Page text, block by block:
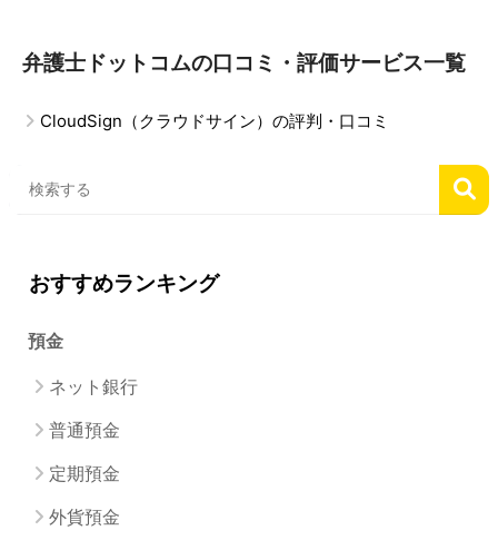
弁護士ドットコムの口コミ・評価サービス一覧
CloudSign（クラウドサイン）の評判・口コミ
おすすめランキング
預金
ネット銀行
普通預金
定期預金
外貨預金